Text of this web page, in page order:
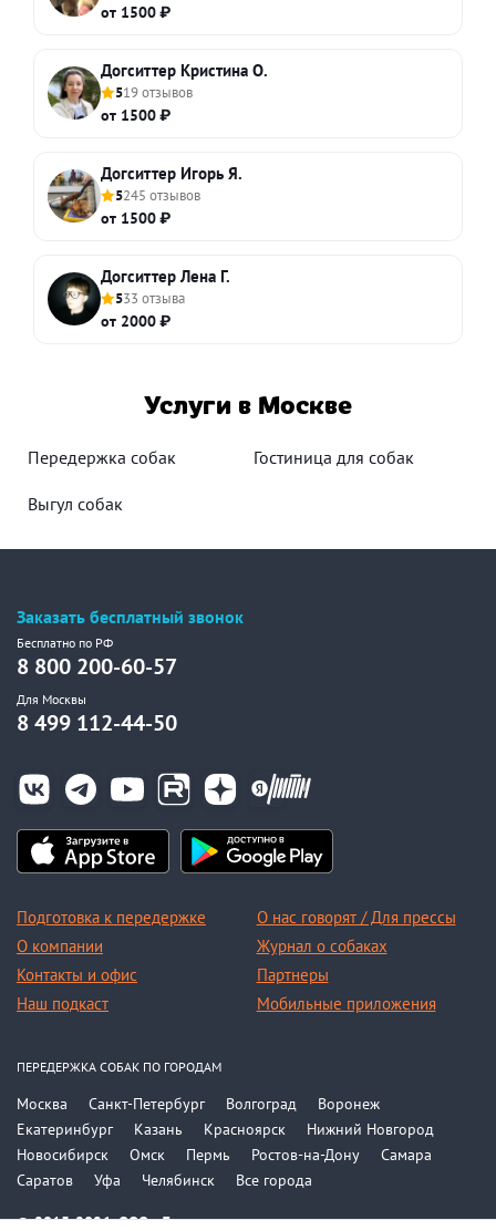
от 1500 ₽
Догситтер Кристина О.
519 отзывов
от 1500 ₽
Догситтер Игорь Я.
5245 отзывов
от 1500 ₽
Догситтер Лена Г.
533 отзыва
от 2000 ₽
Услуги в Москве
Передержка собак Гостиница для собак
Выгул собак
Заказать бесплатный звонок
Бесплатно по РФ
8 800 200-60-57
Для Москвы
8 499 112-44-50
Подготовка к передержке
О компании
Контакты и офис
Наш подкаст
О нас говорят / Для прессы
Журнал о собаках
Партнеры
Мобильные приложения
© 2015-2026, ООО «Догси»
ПЕРЕДЕРЖКА СОБАК ПО ГОРОДАМ
Москва Санкт-Петербург Волгоград
Воронеж
Екатеринбург
Казань Красноярск
Нижний Новгород
Новосибирск
Омск Пермь Ростов-на-Дону
Самара
Саратов
Уфа Челябинск Все города